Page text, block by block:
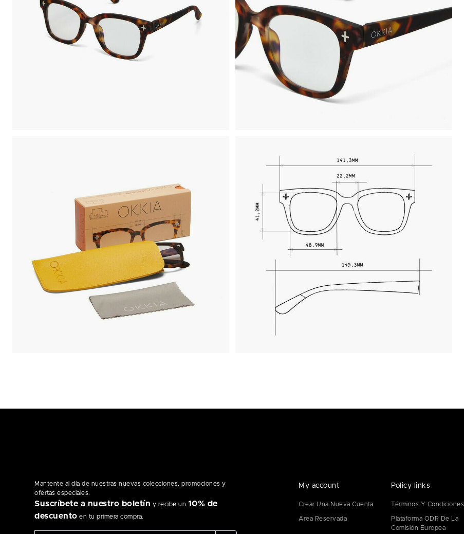
Mantente al día de nuestras nuevas colecciones, promociones y
ofertas especiales.
Suscríbete a nuestro boletín y recibe un 10% de
descuento en tu primera compra.
My account
Crear Una Nueva Cuenta
Area Reservada
Policy links
Términos Y Condiciones
Plataforma ODR De La
Comisión Europea